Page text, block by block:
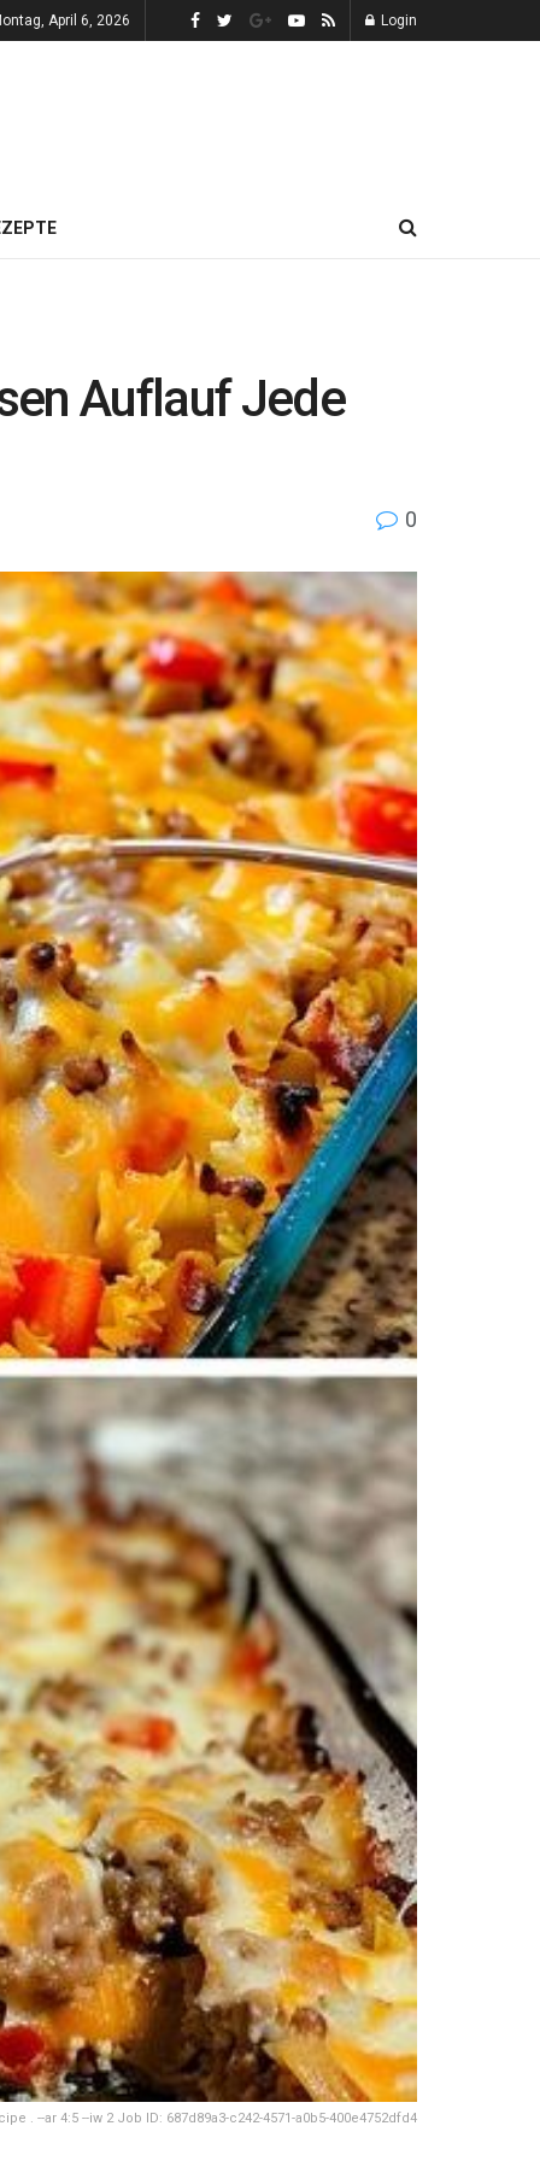
April 6, 2026 Login
Auflauf Jede
0
. --ar 4:5 --iw 2 Job ID: 687d89a3-c242-4571-a0b5-400e4752dfd4